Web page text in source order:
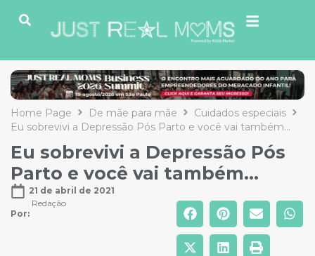
Home Page De mãe para mãe
Cuidados especiais
Eu sobrevivi a Depressão Pós Parto e você vai também…
Eu sobrevivi a Depressão Pós
Parto e você vai também…
21 de abril de 2021
Por:
Redação